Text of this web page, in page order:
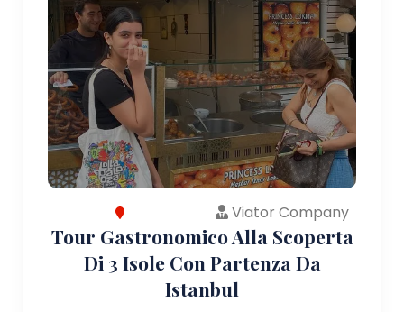
Viator Company
Tour Gastronomico Alla Scoperta
Di 3 Isole Con Partenza Da
Istanbul